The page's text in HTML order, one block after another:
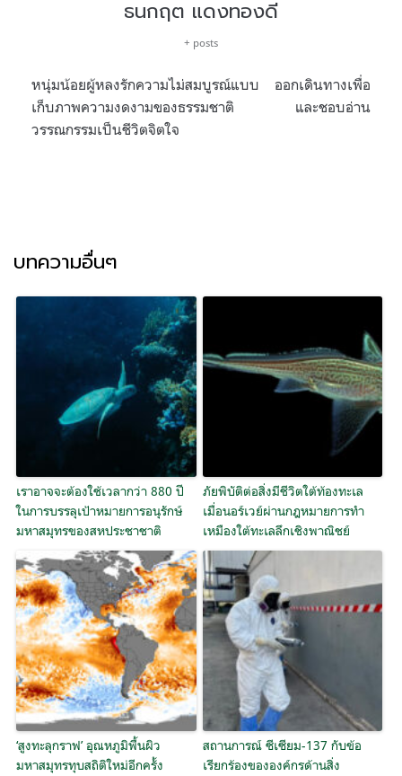
ธนกฤต แดงทองดี
+ posts
หนุ่มน้อยผู้หลงรักความไม่สมบูรณ์แบบ ออกเดินทางเพื่อ
เก็บภาพความงดงามของธรรมชาติ และชอบอ่าน
วรรณกรรมเป็นชีวิตจิตใจ
บทความอื่นๆ
เราอาจจะต้องใช้เวลากว่า 880 ปี
ในการบรรลุเป้าหมายการอนุรักษ์
มหาสมุทรของสหประชาชาติ
ภัยพิบัติต่อสิ่งมีชีวิตใต้ท้องทะเล
เมื่อนอร์เวย์ผ่านกฎหมายการทำ
เหมืองใต้ทะเลลึกเชิงพาณิชย์
‘สูงทะลุกราฟ’ อุณหภูมิพื้นผิว
มหาสมุทรทุบสถิติใหม่อีกครั้ง
สถานการณ์ ซีเซียม-137 กับข้อ
เรียกร้องขององค์กรด้านสิ่ง